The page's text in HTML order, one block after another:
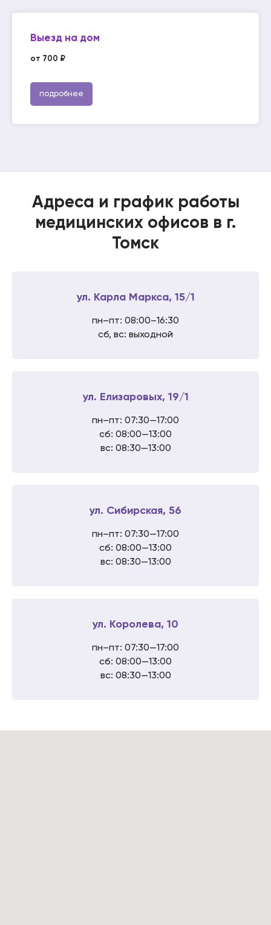
Выезд на дом
от 700 ₽
подробнее
Адреса и график работы
медицинских офисов в г.
Томск
ул. Карла Маркса, 15/1
пн–пт: 08:00–16:30
сб, вс: выходной
ул. Елизаровых, 19/1
пн–пт: 07:30—17:00
сб: 08:00—13:00
вс: 08:30—13:00
ул. Сибирская, 56
пн–пт: 07:30—17:00
сб: 08:00—13:00
вс: 08:30—13:00
ул. Королева, 10
пн–пт: 07:30—17:00
сб: 08:00—13:00
вс: 08:30—13:00